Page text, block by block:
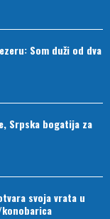
Som duži od dva
Srpska bogatija za
svoja vrata u